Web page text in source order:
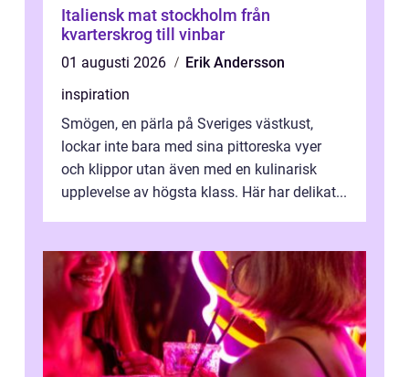
Italiensk mat stockholm från
kvarterskrog till vinbar
01 augusti 2026
Erik Andersson
inspiration
Smögen, en pärla på Sveriges västkust,
lockar inte bara med sina pittoreska vyer
och klippor utan även med en kulinarisk
upplevelse av högsta klass. Här har delikat...